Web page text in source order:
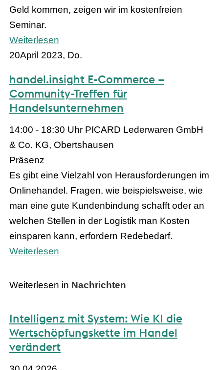
Geld kommen, zeigen wir im kostenfreien
Seminar.
Weiterlesen
20April 2023, Do.
handel.insight E-Commerce –
Community-Treffen für
Handelsunternehmen
14:00 - 18:30 Uhr PICARD Lederwaren GmbH
& Co. KG, Obertshausen
Präsenz
Es gibt eine Vielzahl von Herausforderungen im
Onlinehandel. Fragen, wie beispielsweise, wie
man eine gute Kundenbindung schafft oder an
welchen Stellen in der Logistik man Kosten
einsparen kann, erfordern Redebedarf.
Weiterlesen
Weiterlesen in Nachrichten
Intelligenz mit System: Wie KI die
Wertschöpfungskette im Handel
verändert